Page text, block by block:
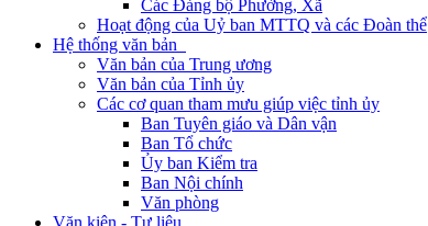
Các Đảng bộ Phường, Xã
Hoạt động của Uỷ ban MTTQ và các Đoàn thể
Hệ thống văn bản
Văn bản của Trung ương
Văn bản của Tỉnh ủy
Các cơ quan tham mưu giúp việc tỉnh ủy
Ban Tuyên giáo và Dân vận
Ban Tổ chức
Ủy ban Kiểm tra
Ban Nội chính
Văn phòng
Văn kiện - Tư liệu